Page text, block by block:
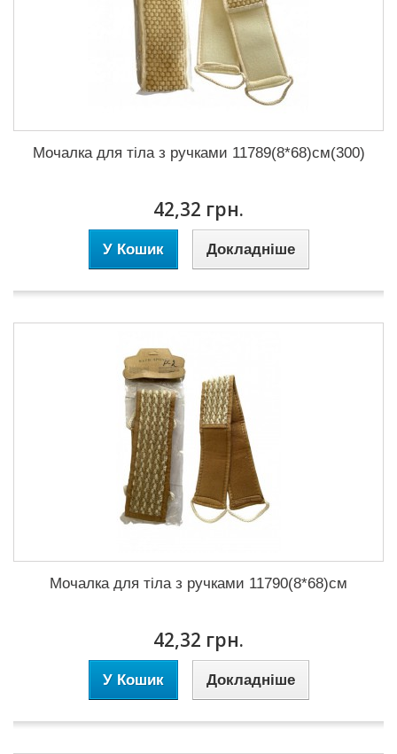
Мочалка для тіла з ручками 11789(8*68)см(300)
42,32 грн.
У Кошик Докладніше
Мочалка для тіла з ручками 11790(8*68)см
42,32 грн.
У Кошик Докладніше